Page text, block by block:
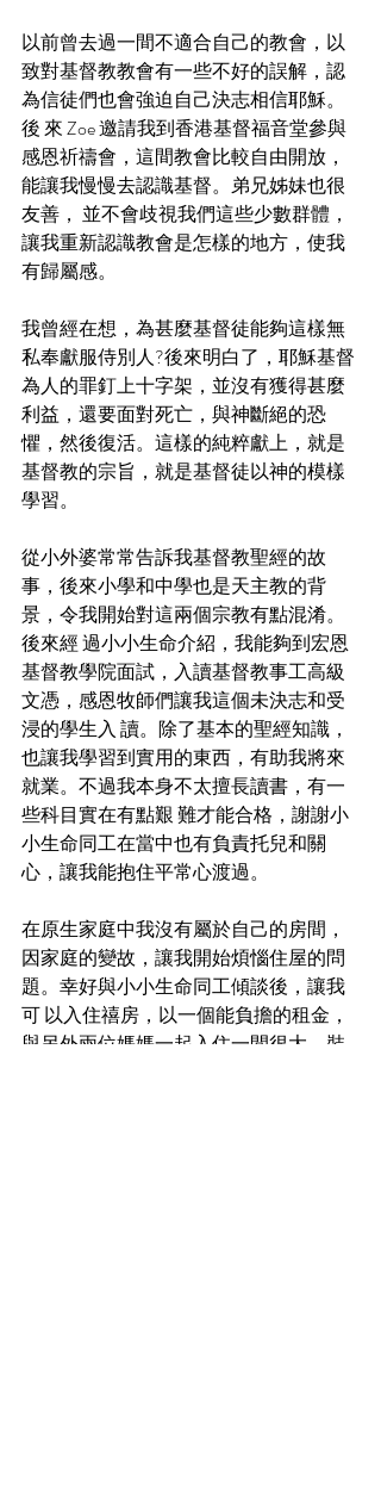
以前曾去過一間不適合自己的教會，以
致對基督教教會有一些不好的誤解，認
為信徒們也會強迫自己決志相信耶穌。
後 來 Zoe 邀請我到香港基督福音堂參與
感恩祈禱會，這間教會比較自由開放，
能讓我慢慢去認識基督。弟兄姊妹也很
友善， 並不會歧視我們這些少數群體，
讓我重新認識教會是怎樣的地方，使我
有歸屬感。
我曾經在想，為甚麼基督徒能夠這樣無
私奉獻服侍別人?後來明白了，耶穌基督
為人的罪釘上十字架，並沒有獲得甚麼
利益，還要面對死亡，與神斷絕的恐
懼，然後復活。這樣的純粹獻上，就是
基督教的宗旨，就是基督徒以神的模樣
學習。
從小外婆常常告訴我基督教聖經的故
事，後來小學和中學也是天主教的背
景，令我開始對這兩個宗教有點混淆。
後來經 過小小生命介紹，我能夠到宏恩
基督教學院面試，入讀基督教事工高級
文憑，感恩牧師們讓我這個未決志和受
浸的學生入 讀。除了基本的聖經知識，
也讓我學習到實用的東西，有助我將來
就業。不過我本身不太擅長讀書，有一
些科目實在有點艱 難才能合格，謝謝小
小生命同工在當中也有負責托兒和關
心，讓我能抱住平常心渡過。
在原生家庭中我沒有屬於自己的房間，
因家庭的變故，讓我開始煩惱住屋的問
題。幸好與小小生命同工傾談後，讓我
可 以入住禧房，以一個能負擔的租金，
與另外兩位媽媽一起入住一間很大，裝